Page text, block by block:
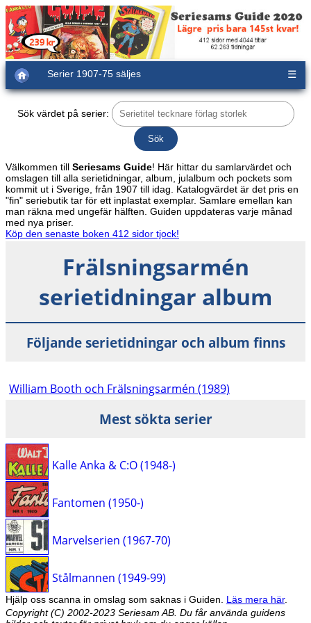
Serier 1907-75 säljes ☰
Sök värdet på serier:
Välkommen till Seriesams Guide! Här hittar du samlarvärdet och
omslagen till alla serietidningar, album, julalbum och pockets som
kommit ut i Sverige, från 1907 till idag. Katalogvärdet är det pris en
"fin" seriebutik tar för ett inplastat exemplar. Samlare emellan kan
man räkna med ungefär hälften. Guiden uppdateras varje månad
med nya priser.
Köp den senaste boken 412 sidor tjock!
Frälsningsarmén
serietidningar album
Följande serietidningar och album finns
William Booth och Frälsningsarmén (1989)
Mest sökta serier
Kalle Anka & C:O (1948-)
Fantomen (1950-)
Marvelserien (1967-70)
Stålmannen (1949-99)
Hjälp oss scanna in omslag som saknas i Guiden. Läs mera här.
Copyright (C) 2002-2023 Seriesam AB. Du får använda guidens